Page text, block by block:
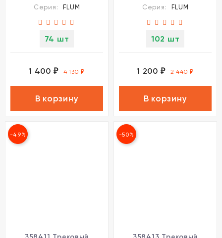
Серия:
FLUM
74 шт
1 400 ₽ 4 130₽
В корзину
Серия:
FLUM
102 шт
1 200 ₽ 2 440₽
В корзину
-49% -50%